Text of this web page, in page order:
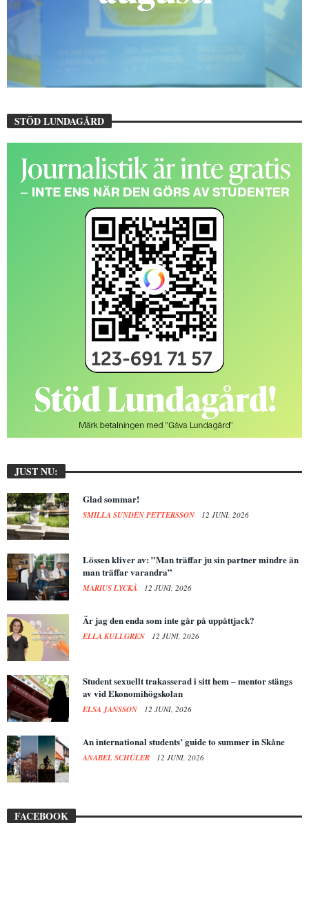
STÖD LUNDAGÅRD
JUST NU:
Glad sommar!
SMILLA SUNDÉN PETTERSSON 12 JUNI, 2026
Lössen kliver av: ”Man träffar ju sin partner mindre än
man träffar varandra”
MARIUS LYCKÅ 12 JUNI, 2026
Är jag den enda som inte går på uppåttjack?
ELLA KULLGREN 12 JUNI, 2026
Student sexuellt trakasserad i sitt hem – mentor stängs
av vid Ekonomihögskolan
ELSA JANSSON 12 JUNI, 2026
An international students’ guide to summer in Skåne
ANABEL SCHÜLER 12 JUNI, 2026
FACEBOOK